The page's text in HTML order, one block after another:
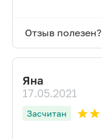
Отзыв полезен?
Яна
17.05.2021
Засчитан